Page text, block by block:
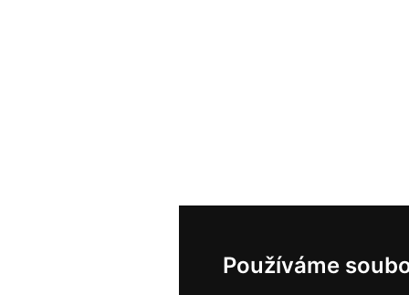
Používáme